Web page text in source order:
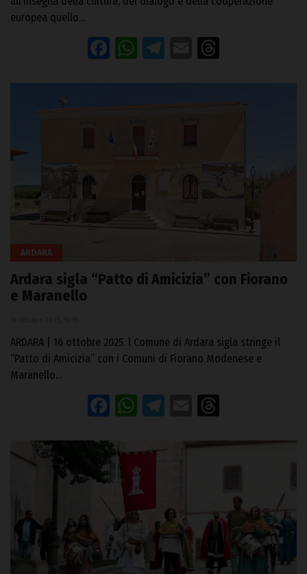
europea quello…
Facebook
WhatsApp
Telegram
Email
ARDARA
Ardara sigla “Patto di Amicizia” con Fiorano
e Maranello
ARDARA | 16 ottobre 2025. l Comune di Ardara sigla stringe il
“Patto di Amicizia” con i Comuni di Fiorano Modenese e
Maranello…
Facebook
WhatsApp
Telegram
Email